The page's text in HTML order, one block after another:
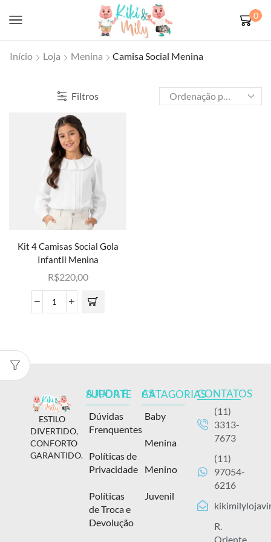
0
Início Loja Menina Camisa Social Menina
Filtros
Kit 4 Camisas Social Gola
Infantil Menina
R$220,00
ESTILO
DIVERTIDO,
CONFORTO
GARANTIDO.
AJUDA E SUPORTE
Dúvidas
Frenquentes
Políticas de
Privacidade
Políticas
de Troca e
Devolução
AS CATAGORIAS
Baby
Menina
Menino
Juvenil
CONTATOS
(11)
3313-
7673
(11)
97054-
6216
R.
Oriente,